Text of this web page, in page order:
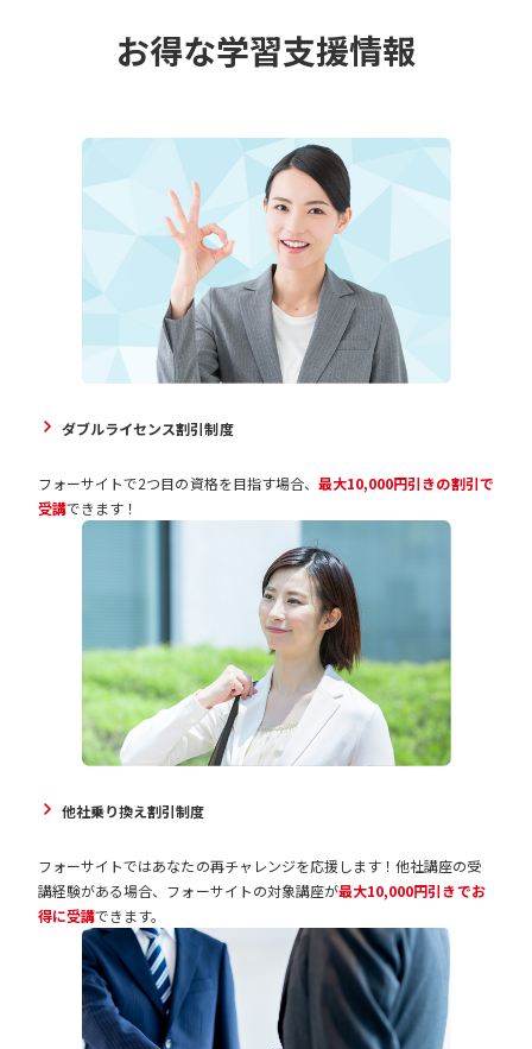
お得な学習支援情報
ダブルライセンス割引制度
フォーサイトで2つ目の資格を目指す場合、 最大10,000円引きの割引で
受講できます！
他社乗り換え割引制度
フォーサイトではあなたの再チャレンジを応援します！他社講座の受
講経験がある場合、フォーサイトの対象講座が最大10,000円引きでお
得に受講できます。